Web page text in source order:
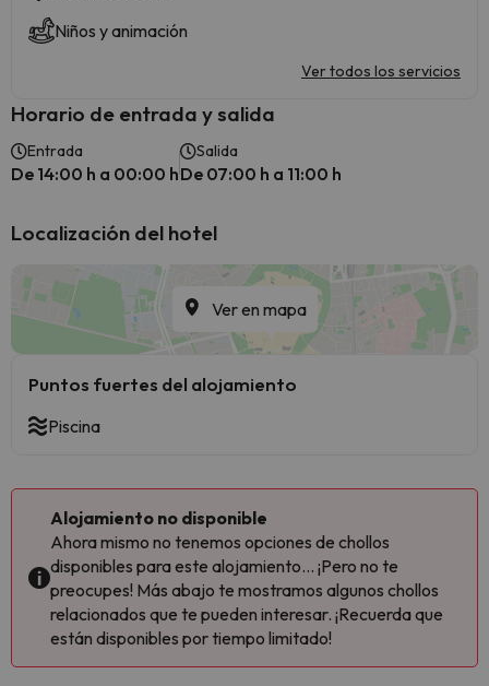
Niños y animación
Ver todos los servicios
Horario de entrada y salida
Entrada
De 14:00 h a 00:00 h
Salida
De 07:00 h a 11:00 h
Localización del hotel
Ver en mapa
Puntos fuertes del alojamiento
Piscina
Alojamiento no disponible
Ahora mismo no tenemos opciones de chollos
disponibles para este alojamiento... ¡Pero no te
preocupes! Más abajo te mostramos algunos chollos
relacionados que te pueden interesar. ¡Recuerda que
están disponibles por tiempo limitado!